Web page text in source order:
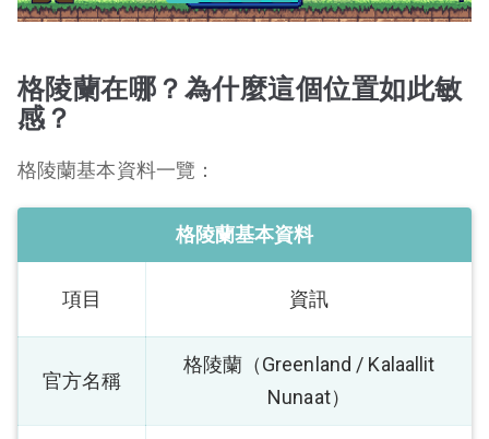
格陵蘭在哪？為什麼這個位置如此敏
感？
格陵蘭基本資料一覽：
格陵蘭基本資料
項目 資訊
官方名稱
格陵蘭（Greenland / Kalaallit
Nunaat）